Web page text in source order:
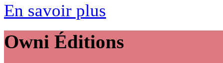
En savoir plus
Owni Éditions